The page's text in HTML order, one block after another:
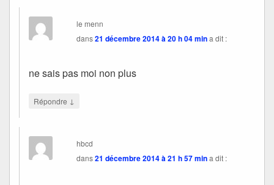
le menn
dans21 décembre 2014 à 20 h 04 mina dit :
ne sais pas moi non plus
Répondre ↓
hbcd
dans21 décembre 2014 à 21 h 57 mina dit :